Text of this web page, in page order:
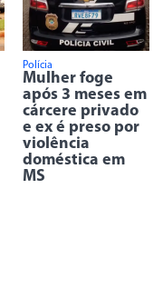
Polícia
Mulher foge
após 3 meses em
cárcere privado
e ex é preso por
violência
doméstica em
MS